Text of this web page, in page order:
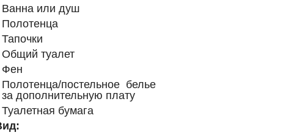
Ванна или душ
Полотенца
Тапочки
Общий туалет
Фен
Полотенца/постельное белье
за дополнительную плату
Туалетная бумага